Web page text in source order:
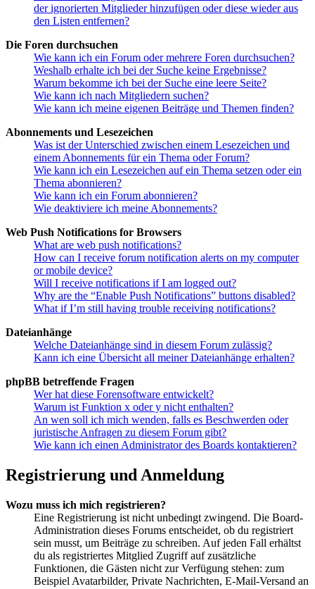
der ignorierten Mitglieder hinzufügen oder diese wieder aus
den Listen entfernen?
Die Foren durchsuchen
Wie kann ich ein Forum oder mehrere Foren durchsuchen?
Weshalb erhalte ich bei der Suche keine Ergebnisse?
Warum bekomme ich bei der Suche eine leere Seite?
Wie kann ich nach Mitgliedern suchen?
Wie kann ich meine eigenen Beiträge und Themen finden?
Abonnements und Lesezeichen
Was ist der Unterschied zwischen einem Lesezeichen und
einem Abonnements für ein Thema oder Forum?
Wie kann ich ein Lesezeichen auf ein Thema setzen oder ein
Thema abonnieren?
Wie kann ich ein Forum abonnieren?
Wie deaktiviere ich meine Abonnements?
Web Push Notifications for Browsers
What are web push notifications?
How can I receive forum notification alerts on my computer
or mobile device?
Will I receive notifications if I am logged out?
Why are the “Enable Push Notifications” buttons disabled?
What if I’m still having trouble receiving notifications?
Dateianhänge
Welche Dateianhänge sind in diesem Forum zulässig?
Kann ich eine Übersicht all meiner Dateianhänge erhalten?
phpBB betreffende Fragen
Wer hat diese Forensoftware entwickelt?
Warum ist Funktion x oder y nicht enthalten?
An wen soll ich mich wenden, falls es Beschwerden oder
juristische Anfragen zu diesem Forum gibt?
Wie kann ich einen Administrator des Boards kontaktieren?
Registrierung und Anmeldung
Wozu muss ich mich registrieren?
Eine Registrierung ist nicht unbedingt zwingend. Die Board-
Administration dieses Forums entscheidet, ob du registriert
sein musst, um Beiträge zu schreiben. Auf jeden Fall erhältst
du als registriertes Mitglied Zugriff auf zusätzliche
Funktionen, die Gästen nicht zur Verfügung stehen: zum
Beispiel Avatarbilder, Private Nachrichten, E-Mail-Versand an